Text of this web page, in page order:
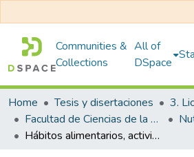
Communities &
Collections
All of
DSpace
Home Tesis y disertaciones
3.
Facultad de Ciencias de la Salud
Hábitos alimentarios, actividad física y calidad de sueño en pacientes COVID-19 de dos centro de salud de atención primario